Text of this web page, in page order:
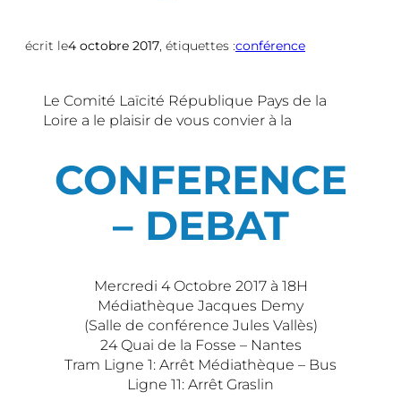
écrit le4 octobre 2017, étiquettes :conférence
Le Comité Laïcité République Pays de la
Loire a le plaisir de vous convier à la
CONFERENCE
– DEBAT
Mercredi 4 Octobre 2017 à 18H
Médiathèque Jacques Demy
(Salle de conférence Jules Vallès)
24 Quai de la Fosse – Nantes
Tram Ligne 1: Arrêt Médiathèque – Bus
Ligne 11: Arrêt Graslin